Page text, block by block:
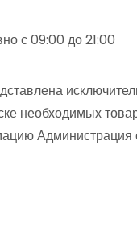
с 09:00 до 21:00
необходимых
Администрация